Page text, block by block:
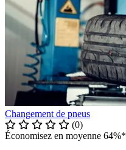
Changement de pneus
(0)
Économisez en moyenne 64%*